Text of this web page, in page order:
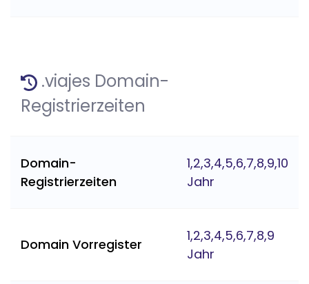
.viajes Domain-
Registrierzeiten
Domain-
Registrierzeiten
1,2,3,4,5,6,7,8,9,10
Jahr
Domain Vorregister
1,2,3,4,5,6,7,8,9
Jahr